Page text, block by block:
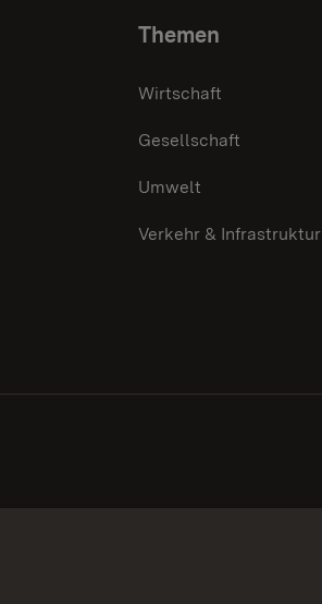
Themen
Wirtschaft
Gesellschaft
Umwelt
Verkehr & Infrastruktur